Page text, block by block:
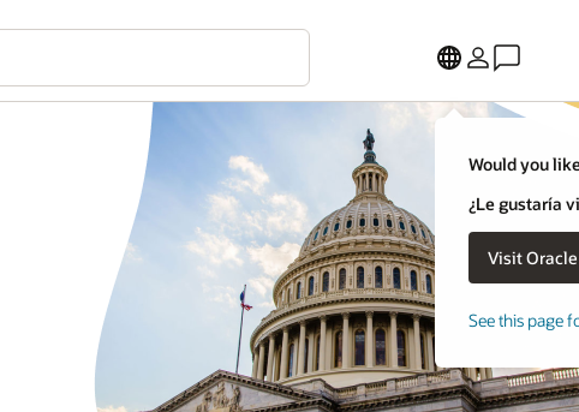
Would you
¿Le gustaría
See this page